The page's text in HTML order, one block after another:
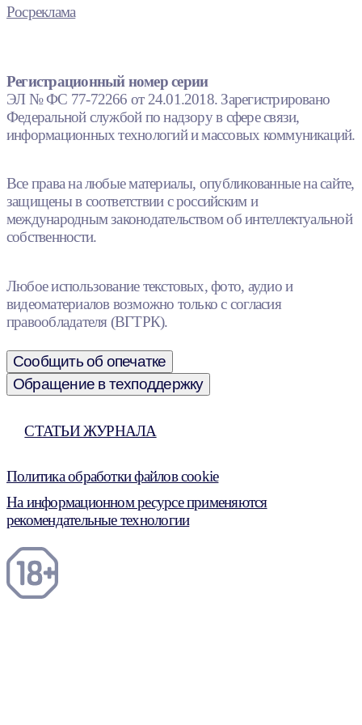
Росреклама
Регистрационный номер серии
ЭЛ № ФС 77-72266 от 24.01.2018. Зарегистрировано
Федеральной службой по надзору в сфере связи,
информационных технологий и массовых коммуникаций.
Все права на любые материалы, опубликованные на сайте,
защищены в соответствии с российским и
международным законодательством об интеллектуальной
собственности.
Любое использование текстовых, фото, аудио и
видеоматериалов возможно только с согласия
правообладателя (ВГТРК).
Сообщить об опечатке
Обращение в техподдержку
СТАТЬИ ЖУРНАЛА
Политика обработки файлов cookie
На информационном ресурсе применяются
рекомендательные технологии